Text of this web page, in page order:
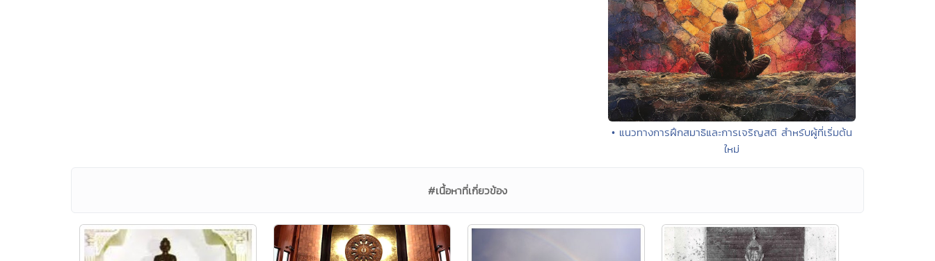
• แนวทางการฝึกสมาธิและการเจริญสติ สำหรับผู้ที่เริ่มต้น
ใหม่
#เนื้อหาที่เกี่ยวข้อง